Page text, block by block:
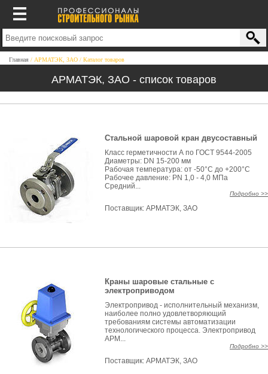
Главная АРМАТЭК, ЗАО Каталог товаров
АРМАТЭК, ЗАО - список товаров
Стальной шаровой кран двусоставный
Класс герметичности А по ГОСТ 9544-2005
Диаметры: DN 15-200 мм
Рабочая температура: от -50°С до +200°С
Рабочее давление: PN 1,0 - 4,0 МПа
Средний...
Подробно >>
Поставщик: АРМАТЭК, ЗАО
Краны шаровые стальные с
электроприводом
Электропривод - исполнительный механизм,
наиболее полно удовлетворяющий
требованиям системы автоматизации
технологического процесса. Электропривод
АРМ...
Подробно >>
Поставщик: АРМАТЭК, ЗАО